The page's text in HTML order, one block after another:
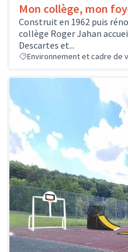
Mon collège, mon
Construit en 1962 puis
collège Roger Jahan
Descartes et...
Environnement et cadre de